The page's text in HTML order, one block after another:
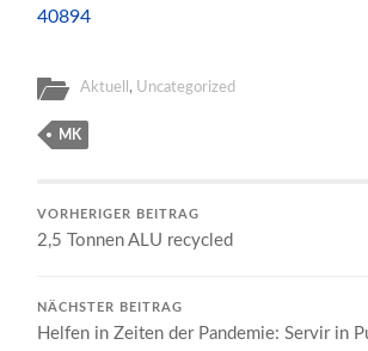
40894
Aktuell , Uncategorized
MK
VORHERIGER BEITRAG
2,5 Tonnen ALU recycled
NÄCHSTER BEITRAG
Helfen in Zeiten der Pandemie: Servir in